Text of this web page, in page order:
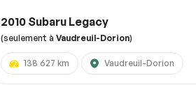
2010 Subaru Legacy
(seulement àVaudreuil-Dorion)
138 627 km Vaudreuil-Dorion